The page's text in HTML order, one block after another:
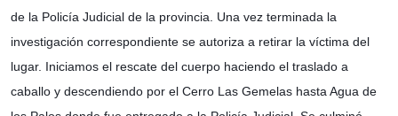
de la Policía Judicial de la provincia. Una vez terminada la
investigación correspondiente se autoriza a retirar la víctima del
lugar. Iniciamos el rescate del cuerpo haciendo el traslado a
caballo y descendiendo por el Cerro Las Gemelas hasta Agua de